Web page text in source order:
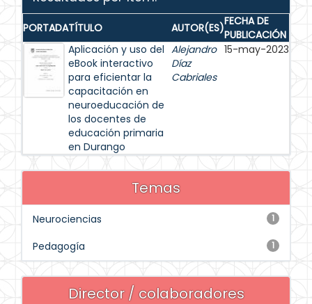
PORTADATÍTULO AUTOR(ES)FECHA DE
PUBLICACIÓN
Aplicación y uso del
eBook interactivo
para eficientar la
capacitación en
neuroeducación de
los docentes de
educación primaria
en Durango
Alejandro
Díaz
Cabriales
15-may-2023
Temas
1
Neurociencias
1
Pedagogía
Director / colaboradores